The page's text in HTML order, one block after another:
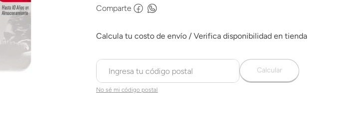
Comparte
No sé mi código postal
Calcular